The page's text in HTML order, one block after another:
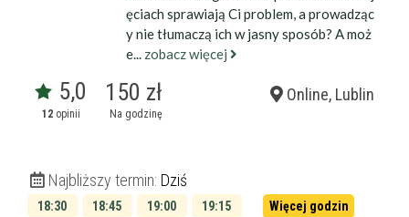
ęciach sprawiają Ci problem, a prowadząc
y nie tłumaczą ich w jasny sposób? A moż
e... zobacz więcej
5,0
12opinii
150 zł
Na godzinę
Online, Lublin
Najbliższy termin: Dziś
18:30 18:45 19:00
19:15
Więcej godzin